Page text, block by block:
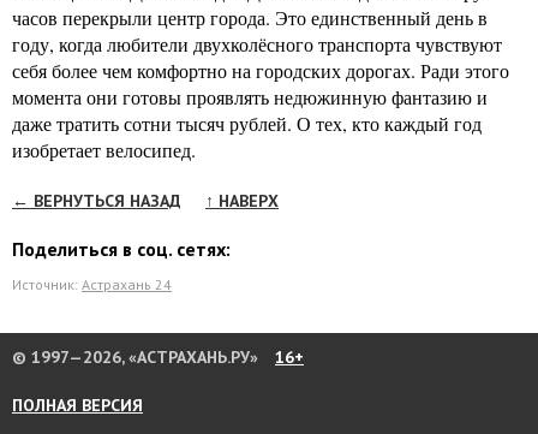
часов перекрыли центр города. Это единственный день в
году, когда любители двухколёсного транспорта чувствуют
себя более чем комфортно на городских дорогах. Ради этого
момента они готовы проявлять недюжинную фантазию и
даже тратить сотни тысяч рублей. О тех, кто каждый год
изобретает велосипед.
← ВЕРНУТЬСЯ НАЗАД ↑ НАВЕРХ
Поделиться в соц. сетях:
Источник: Астрахань 24
© 1997—2026, «АСТРАХАНЬ.РУ» 16+
ПОЛНАЯ ВЕРСИЯ